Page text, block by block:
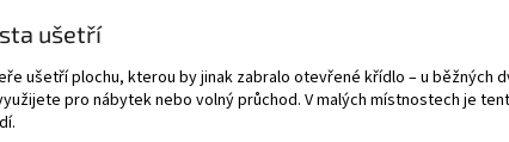
ušetří
ušetří plochu, kterou by jinak zabralo otevřené křídlo – u běžných
pro nábytek nebo volný průchod. V malých místnostech je